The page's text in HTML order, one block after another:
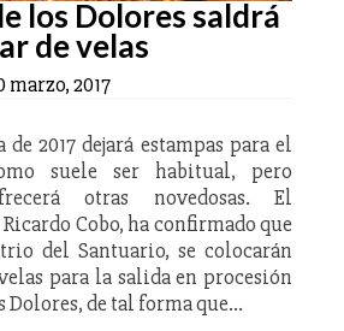
los Dolores saldrá
de velas
marzo, 2017
de 2017 dejará estampas para el
suele ser habitual, pero
otras novedosas. El
Cobo, ha confirmado que
del Santuario, se colocarán
para la salida en procesión
Dolores, de tal forma que…